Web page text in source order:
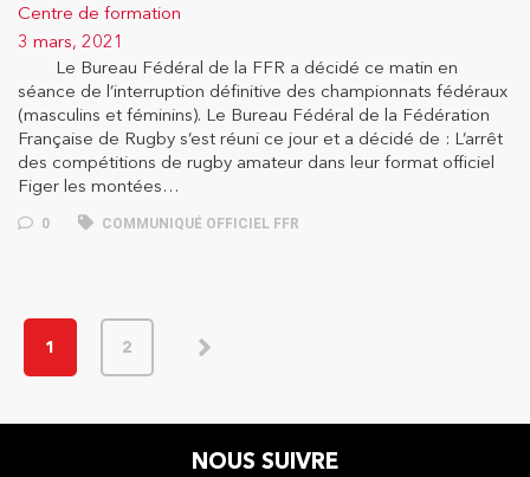
Centre de formation
3 mars, 2021
Le Bureau Fédéral de la FFR a décidé ce matin en
séance de l’interruption définitive des championnats fédéraux
(masculins et féminins). Le Bureau Fédéral de la Fédération
Française de Rugby s’est réuni ce jour et a décidé de : L’arrêt
des compétitions de rugby amateur dans leur format officiel
Figer les montées…
0 COMMUNIQUÉ OFFICIEL FFR
1 2
NOUS SUIVRE